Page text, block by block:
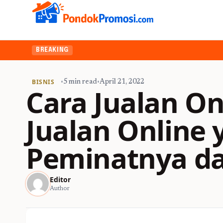
BREAKING
BISNIS •5 min read•April 21, 2022
Cara Jualan
Jualan Online
Peminatnya
Editor
Author